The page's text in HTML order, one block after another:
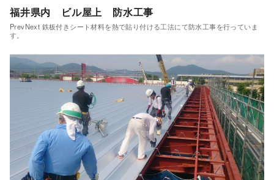
福井県内 ビル屋上 防水工事
PrevNext 鉄板付きシート材料を熱で貼り付ける工法にて防水工事を行っていま
す。